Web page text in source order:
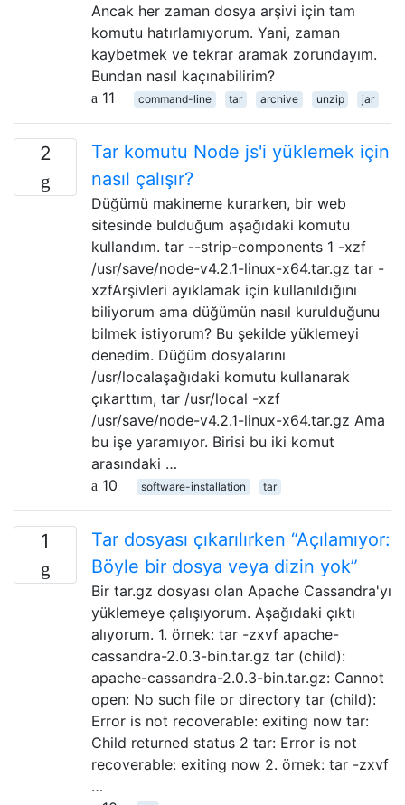
Ancak her zaman dosya arşivi için tam
komutu hatırlamıyorum. Yani, zaman
kaybetmek ve tekrar aramak zorundayım.
Bundan nasıl kaçınabilirim?
11
command-line tar archive unzip jar
2
Tar komutu Node js'i yüklemek için
nasıl çalışır?
Düğümü makineme kurarken, bir web
sitesinde bulduğum aşağıdaki komutu
kullandım. tar --strip-components 1 -xzf
/usr/save/node-v4.2.1-linux-x64.tar.gz tar -
xzfArşivleri ayıklamak için kullanıldığını
biliyorum ama düğümün nasıl kurulduğunu
bilmek istiyorum? Bu şekilde yüklemeyi
denedim. Düğüm dosyalarını
/usr/localaşağıdaki komutu kullanarak
çıkarttım, tar /usr/local -xzf
/usr/save/node-v4.2.1-linux-x64.tar.gz Ama
bu işe yaramıyor. Birisi bu iki komut
arasındaki …
10
software-installation tar
1
Tar dosyası çıkarılırken “Açılamıyor:
Böyle bir dosya veya dizin yok”
Bir tar.gz dosyası olan Apache Cassandra'yı
yüklemeye çalışıyorum. Aşağıdaki çıktı
alıyorum. 1. örnek: tar -zxvf apache-
cassandra-2.0.3-bin.tar.gz tar (child):
apache-cassandra-2.0.3-bin.tar.gz: Cannot
open: No such file or directory tar (child):
Error is not recoverable: exiting now tar:
Child returned status 2 tar: Error is not
recoverable: exiting now 2. örnek: tar -zxvf
…